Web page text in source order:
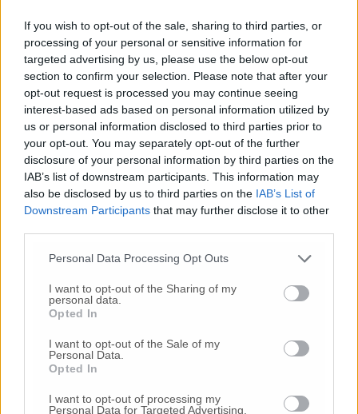
If you wish to opt-out of the sale, sharing to third parties, or
processing of your personal or sensitive information for
targeted advertising by us, please use the below opt-out
section to confirm your selection. Please note that after your
opt-out request is processed you may continue seeing
interest-based ads based on personal information utilized by
us or personal information disclosed to third parties prior to
your opt-out. You may separately opt-out of the further
disclosure of your personal information by third parties on the
IAB’s list of downstream participants. This information may
also be disclosed by us to third parties on the IAB’s List of
Downstream Participants that may further disclose it to other
Personal Data Processing Opt Outs
I want to opt-out of the Sharing of my
personal data.
Opted In
I want to opt-out of the Sale of my
Personal Data.
Opted In
I want to opt-out of processing my
Personal Data for Targeted Advertising.
Gli scranni della maggioranza
La maggioranza, tuttavia, ha spinto per
procedere subito. Dopo una breve sospensione
dei lavori, l’aula ha trovato l’accordo,
deliberando l’ingresso ufficiale di Camilla
Baroncioni per Forza Italia.
Gli altri consiglieri di maggioranza sono: per
Senigallia al CentroEmanuele Panni, Fabiano
Pierfederici, Paola Candi, Mauro Bedini,
Angelo Ciotti e Rachid Ouqqass, che essendo
cittadino italiano ha pieno diritto di voto, a
differenza dei consiglieri stranieri aggiunti
Mohamed Malih e Nobi Abdus Salam. Tra i
banchi della Lega
Luca Santarelli e Nicola
, mentre Fratelli d’Italia schiera
Corrado Canafoglia, Giulia Marinelli e
Francesca Manocchi
. Per La Civica ci sono
Alessandro Cicconi Massi e Giovanni Paolo
Santiniche, a soli 22 anni, è il più giovane